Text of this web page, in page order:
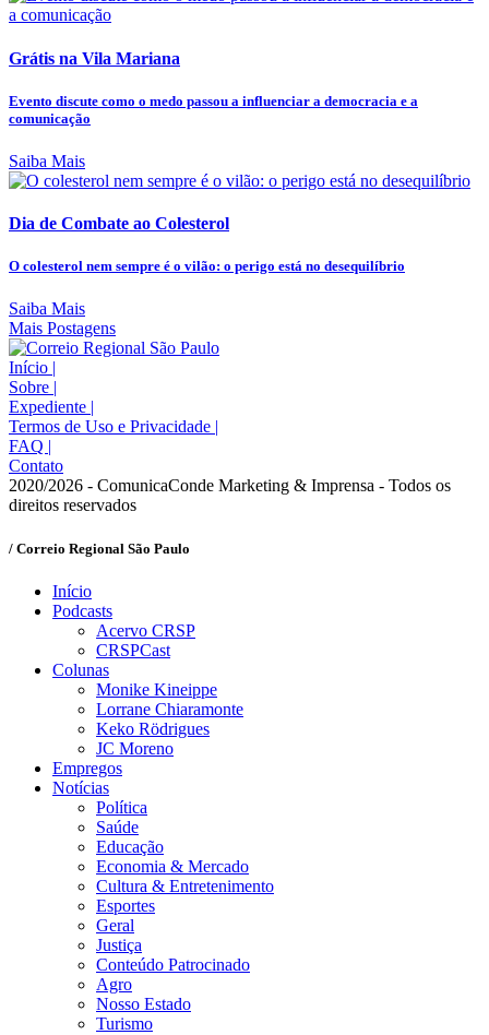
Grátis na Vila Mariana
Evento discute como o medo passou a influenciar a democracia e a
comunicação
Saiba Mais
Dia de Combate ao Colesterol
O colesterol nem sempre é o vilão: o perigo está no desequilíbrio
Saiba Mais
Mais Postagens
Início
Sobre
Expediente
Termos de Uso e Privacidade
FAQ
Contato
2020/2026 - ComunicaConde Marketing & Imprensa - Todos os
direitos reservados
/ Correio Regional São Paulo
Início
Podcasts
Acervo CRSP
CRSPCast
Colunas
Monike Kineippe
Lorrane Chiaramonte
Keko Rödrigues
JC Moreno
Empregos
Notícias
Política
Saúde
Educação
Economia & Mercado
Cultura & Entretenimento
Esportes
Geral
Justiça
Conteúdo Patrocinado
Agro
Nosso Estado
Turismo